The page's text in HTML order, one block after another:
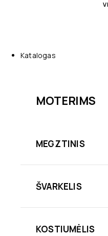
Katalogas
MOTERIMS
MEGZTINIS
ŠVARKELIS
KOSTIUMĖLIS